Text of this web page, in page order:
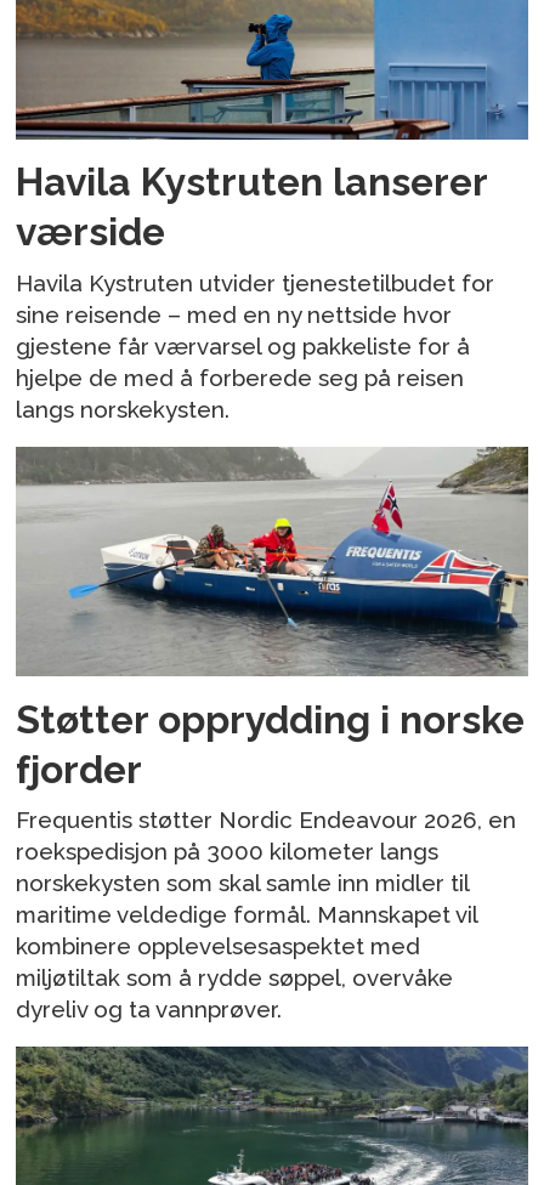
Havila Kystruten lanserer
værside
Havila Kystruten utvider tjenestetilbudet for
sine reisende – med en ny nettside hvor
gjestene får værvarsel og pakkeliste for å
hjelpe de med å forberede seg på reisen
langs norskekysten.
Støtter opprydding i norske
fjorder
Frequentis støtter Nordic Endeavour 2026, en
roekspedisjon på 3000 kilometer langs
norskekysten som skal samle inn midler til
maritime veldedige formål. Mannskapet vil
kombinere opplevelsesaspektet med
miljøtiltak som å rydde søppel, overvåke
dyreliv og ta vannprøver.